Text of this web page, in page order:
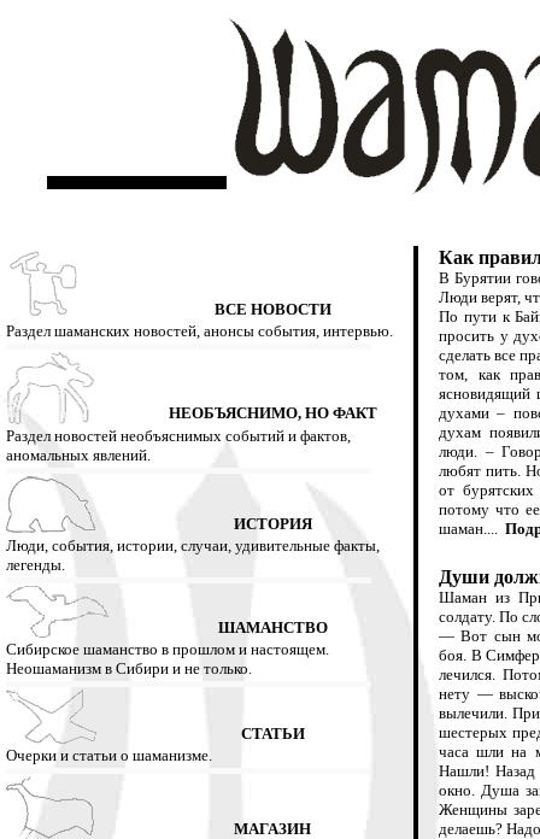
ВСЕ НОВОСТИ
Раздел шаманских новостей, анонсы события, интервью.
НЕОБЪЯСНИМО, НО ФАКТ
Раздел новостей необъяснимых событий и фактов,
аномальных явлений.
ИСТОРИЯ
Люди, события, истории, случаи, удивительные факты,
легенды.
ШАМАНСТВО
Сибирское шаманство в прошлом и настоящем.
Неошаманизм в Сибири и не только.
СТАТЬИ
Очерки и статьи о шаманизме.
МАГАЗИН
Как
В Бурятии
Люди верят,
По пути к
просить у
сделать все
том, как
ясновидящий
духами –
духам
люди. –
любят пить.
от
потому что
шаман....
Души
Шаман из
солдату. По
— Вот cын
боя. В
лечился.
нету —
вылечили.
шестерых
часа шли на
Нашли! Назад
окно. Душа
Женщины
делаешь?